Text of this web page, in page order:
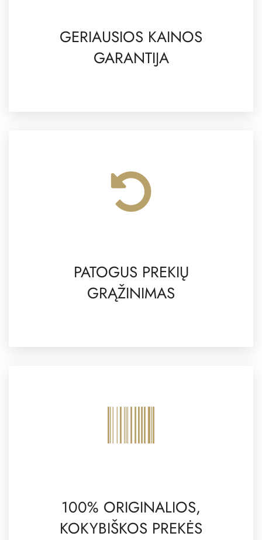
GERIAUSIOS KAINOS
GARANTIJA
PATOGUS PREKIŲ
GRĄŽINIMAS
100% ORIGINALIOS,
KOKYBIŠKOS PREKĖS